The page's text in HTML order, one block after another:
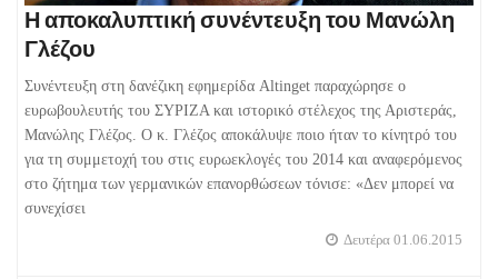
Η αποκαλυπτική συνέντευξη του Μανώλη
Γλέζου
Συνέντευξη στη δανέζικη εφημερίδα Altinget παραχώρησε ο
ευρωβουλευτής του ΣΥΡΙΖΑ και ιστορικό στέλεχος της Αριστεράς,
Μανώλης Γλέζος. Ο κ. Γλέζος αποκάλυψε ποιο ήταν το κίνητρό του
για τη συμμετοχή του στις ευρωεκλογές του 2014 και αναφερόμενος
στο ζήτημα των γερμανικών επανορθώσεων τόνισε: «Δεν μπορεί να
συνεχίσει
Δευτέρα 01.06.2015